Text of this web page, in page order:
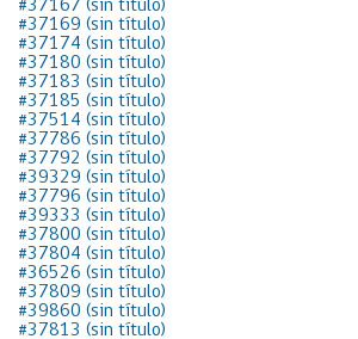
#37167 (sin título)
#37169 (sin título)
#37174 (sin título)
#37180 (sin título)
#37183 (sin título)
#37185 (sin título)
#37514 (sin título)
#37786 (sin título)
#37792 (sin título)
#39329 (sin título)
#37796 (sin título)
#39333 (sin título)
#37800 (sin título)
#37804 (sin título)
#36526 (sin título)
#37809 (sin título)
#39860 (sin título)
#37813 (sin título)